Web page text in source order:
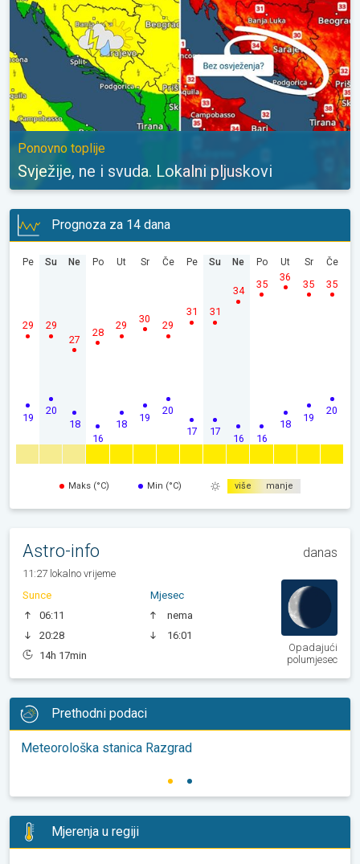
Ponovno toplije
Svježije, ne i svuda. Lokalni pljuskovi
Prognoza za 14 dana
Pe
19
29
Su
20
29
Ne
18
27
Po
16
28
Ut
18
29
Sr
19
30
Če
20
29
Pe
17
31
Su
17
31
Ne
16
34
Po
16
35
Ut
18
36
Sr
19
35
Če
20
35
Maks (°C) Min (°C) više manje
Astro-info danas
11:27 lokalno vrijeme
Sunce
06:11
20:28
14h 17min
Mjesec
nema
16:01
Opadajući
polumjesec
Prethodni podaci
Meteorološka stanica Razgrad
Mjerenja u regiji